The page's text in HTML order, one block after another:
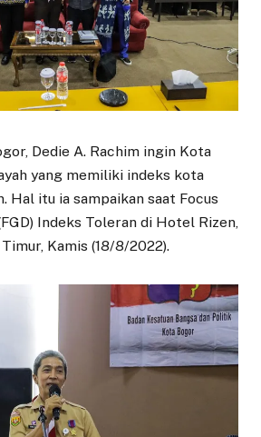
Dedie A. Rachim ingin Kota
yang memiliki indeks kota
Hal itu ia sampaikan saat Focus
Indeks Toleran di Hotel Rizen,
Kamis (18/8/2022).